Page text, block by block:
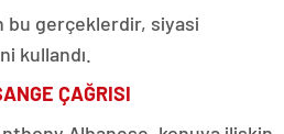
bu gerçeklerdir, siyasi
kullandı.
ÇAĞRISI